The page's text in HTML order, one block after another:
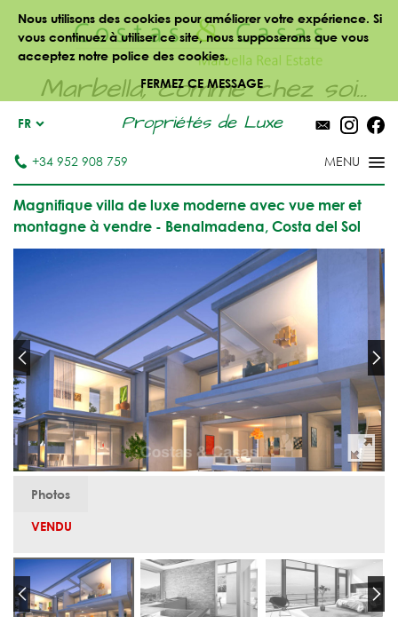
Nous utilisons des cookies pour améliorer votre expérience. Si
vous continuez à utiliser ce site, nous supposerons que vous
acceptez notre police des cookies.
FERMEZ CE MESSAGE
Marbella, comme chez soi...
Propriétés de Luxe
FR
+34 952 908 759
Magnifique villa de luxe moderne avec vue mer et
montagne à vendre - Benalmadena, Costa del Sol
Photos
VENDU